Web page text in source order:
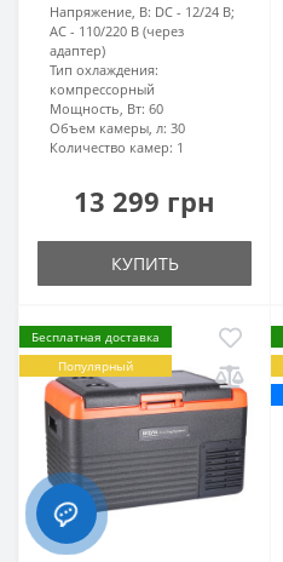
Напряжение, В: DC - 12/24 В;
AC - 110/220 В (через
адаптер)
Тип охлаждения:
компрессорный
Мощность, Вт: 60
Объем камеры, л: 30
Количество камер: 1
13 299 грн
КУПИТЬ
Бесплатная доставка
Популярный